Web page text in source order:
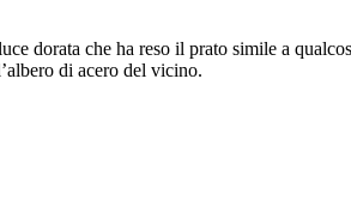
dorata che ha reso il prato simile a
di acero del vicino.